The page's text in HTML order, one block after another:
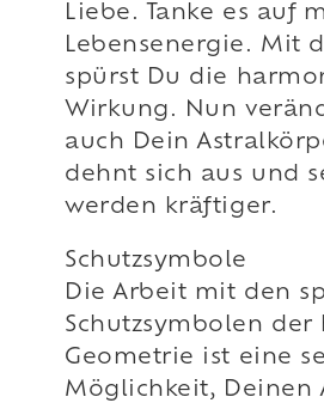
Liebe. Tanke es auf
Lebensenergie. Mit
spürst Du die
Wirkung. Nun
auch Dein
dehnt sich aus und
werden kräftiger.
Schutzsymbole
Die Arbeit mit den
Schutzsymbolen der
Geometrie ist eine
Möglichkeit, Deinen